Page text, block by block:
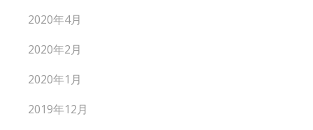
2020年4月
2020年2月
2020年1月
2019年12月